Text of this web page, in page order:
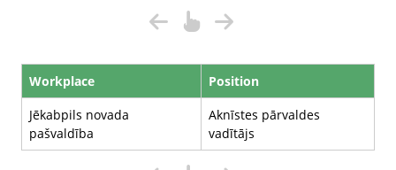
Workplace
Position
Jēkabpils novada
pašvaldība
Aknīstes pārvaldes
vadītājs